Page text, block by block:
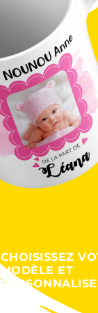
CHOISISSEZ
MODÈLE ET